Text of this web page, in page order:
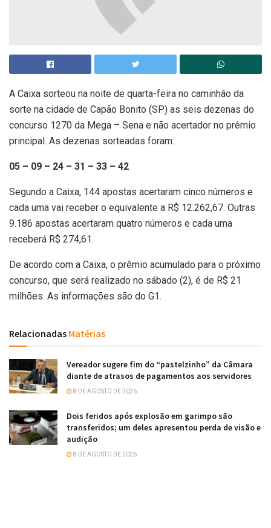
A Caixa sorteou na noite de quarta-feira no caminhão da
sorte na cidade de Capão Bonito (SP) as seis dezenas do
concurso 1270 da Mega – Sena e não acertador no prêmio
principal. As dezenas sorteadas foram:
05 – 09 – 24 – 31 – 33 – 42
Segundo a Caixa, 144 apostas acertaram cinco números e
cada uma vai receber o equivalente a R$ 12.262,67. Outras
9.186 apostas acertaram quatro números e cada uma
receberá R$ 274,61.
De acordo com a Caixa, o prêmio acumulado para o próximo
concurso, que será realizado no sábado (2), é de R$ 21
milhões. As informações são do G1.
Relacionadas Matérias
Vereador sugere fim do “pastelzinho” da Câmara
diante de atrasos de pagamentos aos servidores
8 DE AGOSTO DE 2026
Dois feridos após explosão em garimpo são
transferidos; um deles apresentou perda de visão e
audição
8 DE AGOSTO DE 2026